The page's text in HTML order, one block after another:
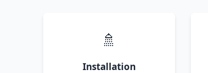
🚿
Installation